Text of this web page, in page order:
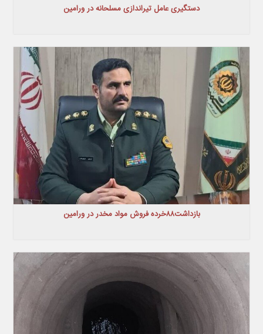
دستگیری عامل تیراندازی مسلحانه در ورامین
بازداشت۸۸خرده فروش مواد مخدر در ورامین